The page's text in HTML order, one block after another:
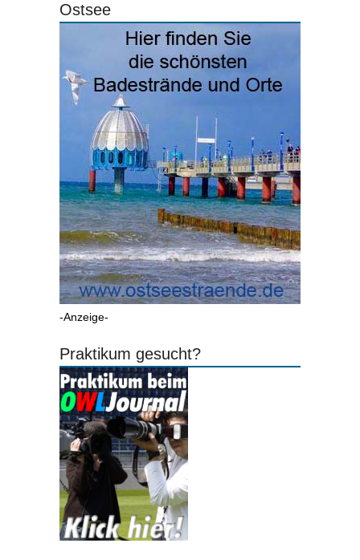
Ostsee
-Anzeige-
Praktikum gesucht?